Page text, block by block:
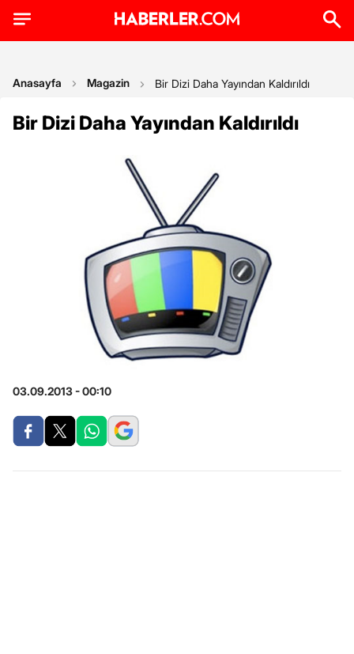
Anasayfa Magazin Bir Dizi Daha Yayından Kaldırıldı
Bir Dizi Daha Yayından Kaldırıldı
03.09.2013 - 00:10